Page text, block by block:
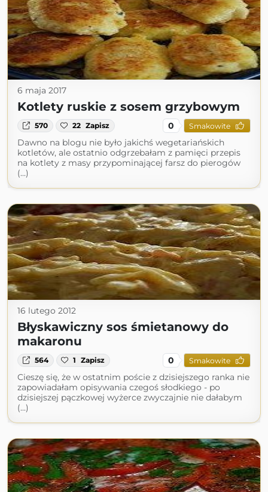
6 maja 2017
Kotlety ruskie z sosem grzybowym
570 22 Zapisz 0 Smakowite
Dawno na blogu nie było jakichś wegetariańskich
kotletów, ale ostatnio odgrzebałam z pamięci przepis
na kotlety z masy przypominającej farsz do pierogów
(...)
16 lutego 2012
Błyskawiczny sos śmietanowy do
makaronu
564 1 Zapisz 0 Smakowite
Cieszę się, że w ostatnim poście z dzisiejszego ranka nie
zapowiadałam opisywania czegoś słodkiego - po
dzisiejszej pączkowej wyżerce zwyczajnie nie dałabym
(...)